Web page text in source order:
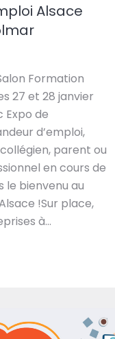
Alsace
Formation
27 et 28 janvier
Expo de
d’emploi,
parent ou
en cours de
le bienvenu au
!Sur place,
à…